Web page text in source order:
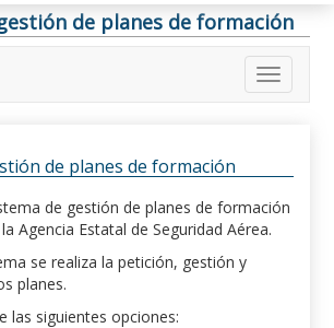
de planes de formación
de planes de formación
de gestión de planes de formación
Agencia Estatal de Seguridad Aérea.
se realiza la petición, gestión y
planes.
las siguientes opciones: